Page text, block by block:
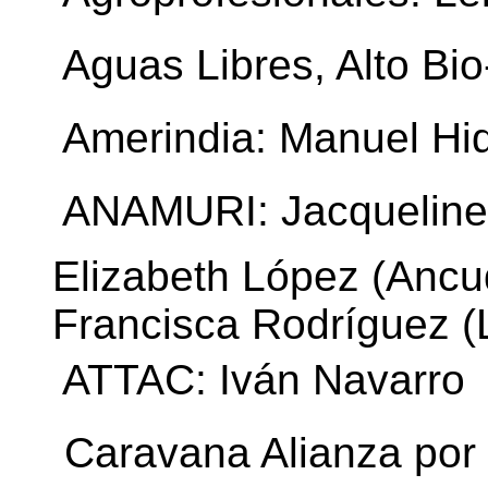
 Aguas Libres, Alto
 Amerindia: Manuel
 ANAMURI:
Elizabeth López
Francisca Rodríguez
 ATTAC: Iván Navarro
 Caravana Alianza